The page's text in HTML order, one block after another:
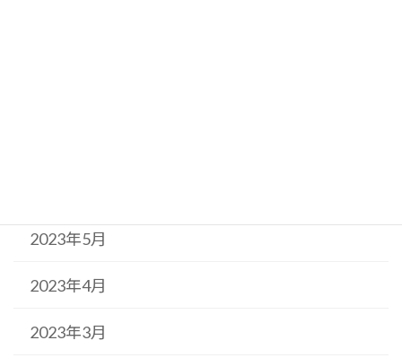
2023年5月
2023年4月
2023年3月